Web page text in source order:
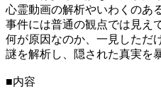
心霊動画の解析やいわくのあ
事件には普通の観点では見え
何が原因なのか、一見しただ
謎を解析し、隠された真実を
■内容